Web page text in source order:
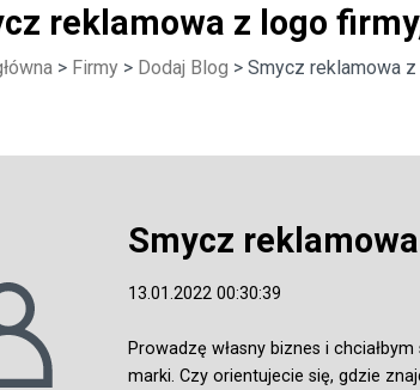
reklamowa z logo
> Firmy > Dodaj Blog > Smycz reklamowa
Smycz
13.01.2022 00:30:39
Prowadzę własny biznes i
marki. Czy orientujecie się, gdzie